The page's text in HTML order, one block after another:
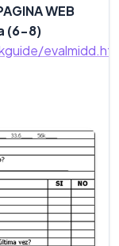
WEB
(6-8)